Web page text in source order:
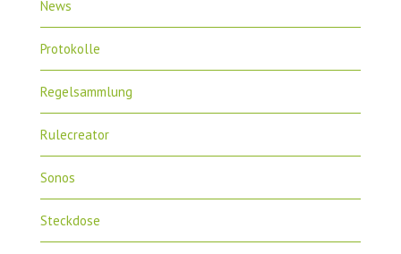
News
Protokolle
Regelsammlung
Rulecreator
Sonos
Steckdose